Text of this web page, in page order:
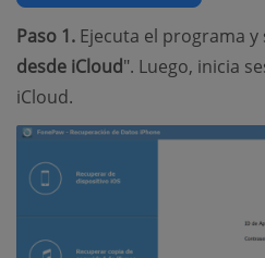
Paso 1. Ejecuta el programa y
desde iCloud". Luego, inicia
iCloud.